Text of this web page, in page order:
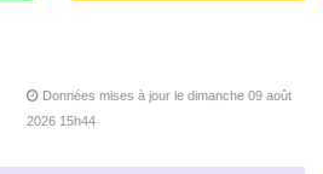
Données mises à jour le dimanche 09 août
2026 15h44